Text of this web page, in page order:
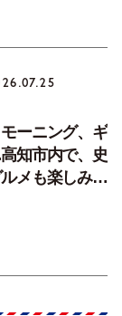
ーニング、ギ
知市内で、史
メも楽しみ尽